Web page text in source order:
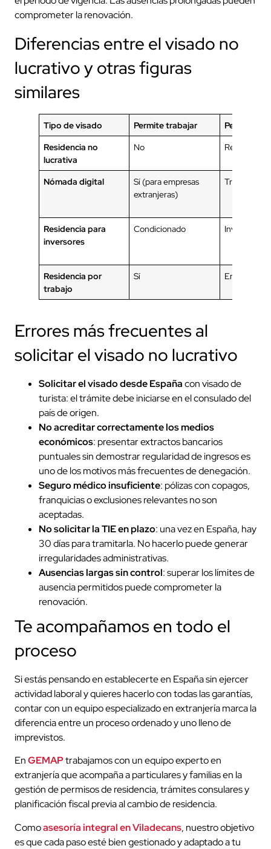
comprometer la renovación.
Diferencias entre el visado no
lucrativo y otras figuras
similares
Tipo de visado Permite trabajar
Perfil
Residencia no
lucrativa
No Rentistas,
Nómada digital
Sí (para empresas
extranjeras)
Residencia para
inversores
Condicionado Inversores
Residencia por
trabajo
Sí Empleados
Errores más frecuentes al
solicitar el visado no lucrativo
Solicitar el visado desde Españacon visado de
turista: el trámite debe iniciarse en el consulado del
país de origen.
No acreditar correctamente los medios
económicos: presentar extractos bancarios
puntuales sin demostrar regularidad de ingresos es
uno de los motivos más frecuentes de denegación.
Seguro médico insuficiente: pólizas con copagos,
franquicias o exclusiones relevantes no son
aceptadas.
No solicitar la TIE en plazo: una vez en España, hay
30 días para tramitarla. No hacerlo puede generar
irregularidades administrativas.
Ausencias largas sin control: superar los límites de
ausencia permitidos puede comprometer la
renovación.
Te acompañamos en todo el
proceso
Si estás pensando en establecerte en España sin ejercer
actividad laboral y quieres hacerlo con todas las garantías,
contar con un equipo especializado en extranjería marca la
diferencia entre un proceso ordenado y uno lleno de
imprevistos.
EnGEMAPtrabajamos con un equipo experto en
extranjería que acompaña a particulares y familias en la
gestión de permisos de residencia, trámites consulares y
planificación fiscal previa al cambio de residencia.
Comoasesoría integral en Viladecans, nuestro objetivo
es que cada paso esté bien gestionado y adaptado a tu